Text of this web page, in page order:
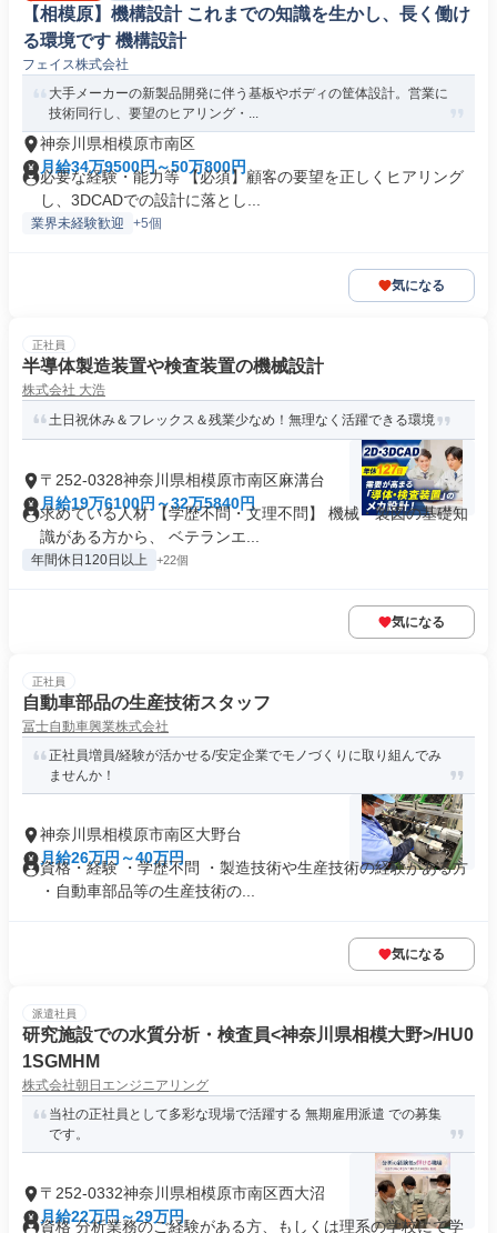
【相模原】機構設計 これまでの知識を生かし、長く働け
る環境です 機構設計
フェイス株式会社
大手メーカーの新製品開発に伴う基板やボディの筐体設計。営業に
技術同行し、要望のヒアリング・...
神奈川県相模原市南区
月給34万9500円～50万800円
必要な経験・能力等 【必須】顧客の要望を正しくヒアリング
し、3DCADでの設計に落とし...
業界未経験歓迎 +5個
気になる
正社員
半導体製造装置や検査装置の機械設計
株式会社 大浩
土日祝休み＆フレックス＆残業少なめ！無理なく活躍できる環境
〒252-0328神奈川県相模原市南区麻溝台
月給19万6100円～32万5840円
求めている人材 【学歴不問・文理不問】 機械・製図の基礎知
識がある方から、 ベテランエ...
年間休日120日以上 +22個
気になる
正社員
自動車部品の生産技術スタッフ
冨士自動車興業株式会社
正社員増員/経験が活かせる/安定企業でモノづくりに取り組んでみ
ませんか！
神奈川県相模原市南区大野台
月給26万円～40万円
資格・経験 ・学歴不問 ・製造技術や生産技術の経験がある方
・自動車部品等の生産技術の...
気になる
派遣社員
研究施設での水質分析・検査員<神奈川県相模大野>/HU0
1SGMHM
株式会社朝日エンジニアリング
当社の正社員として多彩な現場で活躍する 無期雇用派遣 での募集
です。
〒252-0332神奈川県相模原市南区西大沼
月給22万円～29万円
資格 分析業務のご経験がある方、もしくは理系の学校にて学